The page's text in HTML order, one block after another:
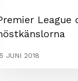
League
JUNI 2018